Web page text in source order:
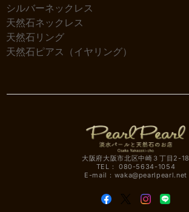
シルバーネックレス
天然石ネックレス
天然石リング
天然石ピアス（イヤリング）
大阪府大阪市北区中崎３丁目2-18
TEL： 080-5634-1054
E-mail： waka@pearlpearl.net